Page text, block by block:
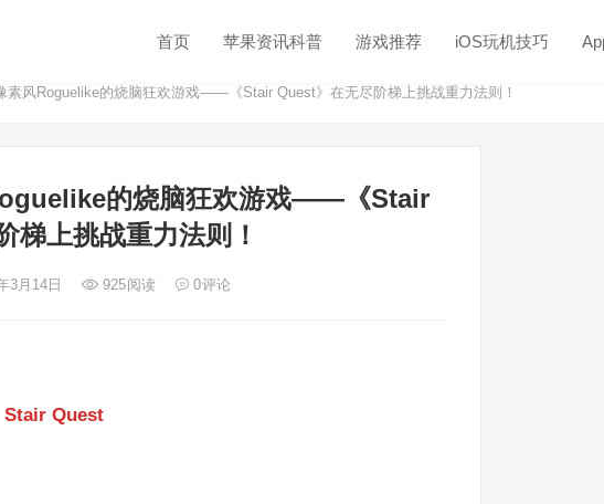
首页 苹果资讯科普 游戏推荐 iOS玩机技巧
素风Roguelike的烧脑狂欢游戏——《Stair Quest》在无尽阶梯上挑战重力法则！
的烧脑狂欢游戏——《Stair
梯上挑战重力法则！
3月14日 925阅读 0评论
Stair Quest